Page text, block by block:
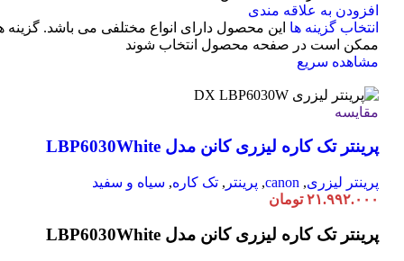
افزودن به علاقه مندی
انتخاب گزینه ها این محصول دارای انواع مختلفی می باشد. گزینه
ممکن است در صفحه محصول انتخاب شوند
مشاهده سریع
مقایسه
پرینتر تک کاره لیزری کانن مدل LBP6030White
پرینتر لیزری,
canon
, پرینتر , تک کاره, سیاه و سفید
۲۱.۹۹۲.۰۰۰ تومان
پرینتر تک کاره لیزری کانن مدل LBP6030White